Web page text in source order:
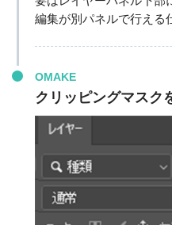
編集が別パネルで行える
OMAKE
クリッピングマスク